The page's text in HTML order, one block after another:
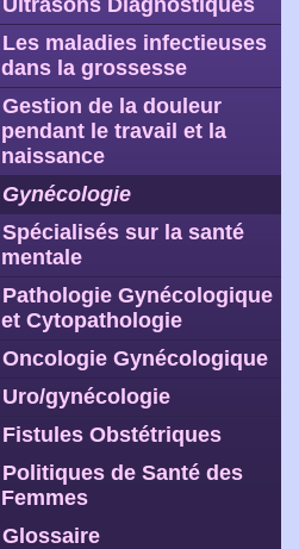
Ultrasons Diagnostiques
Les maladies infectieuses
dans la grossesse
Gestion de la douleur
pendant le travail et la
naissance
Gynécologie
Spécialisés sur la santé
mentale
Pathologie Gynécologique
et Cytopathologie
Oncologie Gynécologique
Uro/gynécologie
Fistules Obstétriques
Politiques de Santé des
Femmes
Glossaire